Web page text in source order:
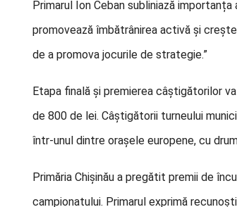
Primarul Ion Ceban subliniază
promovează îmbătrânirea activă și
de a promova jocurile de strategie.”
Etapa finală și premierea câștigătorilor
de 800 de lei. Câștigătorii turneului
într-unul dintre orașele europene, cu
Primăria Chișinău a pregătit premii de
campionatului. Primarul exprimă